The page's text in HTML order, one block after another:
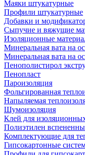
Маяки штукатурные
Профили штукатурные
Добавки и
Сыпучие и вяжущие
Изоляционные
Минеральная вата на
Минеральная вата на
Пенополистирол
Пенопласт
Пароизоляция
Фольгированная
Напыляемая
Шумоизоляция
Клей для
Полиэтилен
Комплектующие для
Гипсокартонные